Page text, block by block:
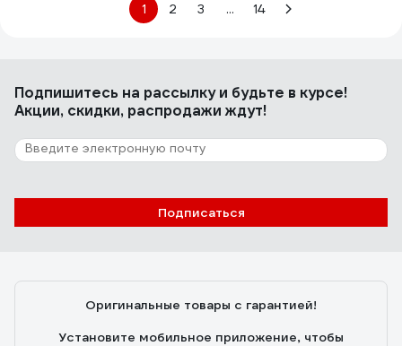
1 2 3 ... 14
Подпишитесь на рассылкуи будьте в курсе!
Акции, скидки, распродажи ждут!
Подписаться
Оригинальные товары с гарантией!
Установите мобильное приложение, чтобы